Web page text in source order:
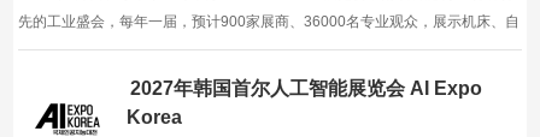
先的工业盛会，每年一届，预计900家展商、36000名专业观众，展示机床、自
动化、机器人与数字化方案，助力企业开拓西班牙及南欧工业市场，是中国企
业拓展欧洲工业业务的重点平台。2027年韩国首尔人工智能展览会 AI Expo
Korea